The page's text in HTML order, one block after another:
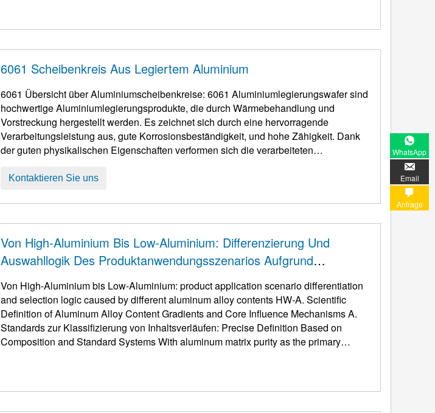
6061 Scheibenkreis Aus Legiertem Aluminium
6061 Übersicht über Aluminiumscheibenkreise: 6061 Aluminiumlegierungswafer sind
hochwertige Aluminiumlegierungsprodukte, die durch Wärmebehandlung und
Vorstreckung hergestellt werden. Es zeichnet sich durch eine hervorragende
Verarbeitungsleistung aus, gute Korrosionsbeständigkeit, und hohe Zähigkeit. Dank
der guten physikalischen Eigenschaften verformen sich die verarbeiteten
ausgezeichnete Oxidationsbeständigkeit ...
Kontaktieren Sie uns
Von High-Aluminium Bis Low-Aluminium: Differenzierung Und
Auswahllogik Des Produktanwendungsszenarios Aufgrund
Unterschiedlicher Aluminiumlegierungsgehalte
Von High-Aluminium bis Low-Aluminium: product application scenario differentiation
and selection logic caused by different aluminum alloy contents HW-A. Scientific
Definition of Aluminum Alloy Content Gradients and Core Influence Mechanisms A.
Standards zur Klassifizierung von Inhaltsverläufen: Precise Definition Based on
Composition and Standard Systems With aluminum matrix purity as the primary
WhatsApp
Email
Anfrage